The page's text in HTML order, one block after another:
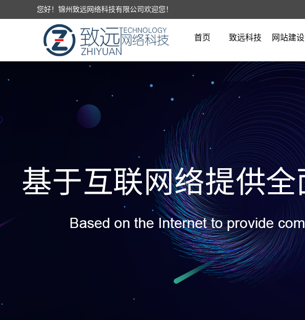
您好！锦州致远网络科技有限公司欢迎您！
首页 致远科技
公司简介
营业执照
网站建设